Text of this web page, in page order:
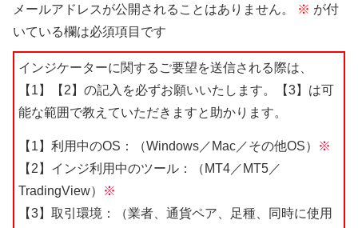
メールアドレスが公開されることはありません。 ※ が付
いている欄は必須項目です
インジケーターに関するご要望を送信される際は、
【1】【2】の記入を必ずお願いいたします。【3】は可
能な範囲で教えていただきますと助かります。
【1】利用中のOS：（Windows／Mac／その他OS）
※
【2】インジ利用中のツール：（MT4／MT5／
TradingView）
※
【3】取引環境：（業者、通貨ペア、足種、同時に使用